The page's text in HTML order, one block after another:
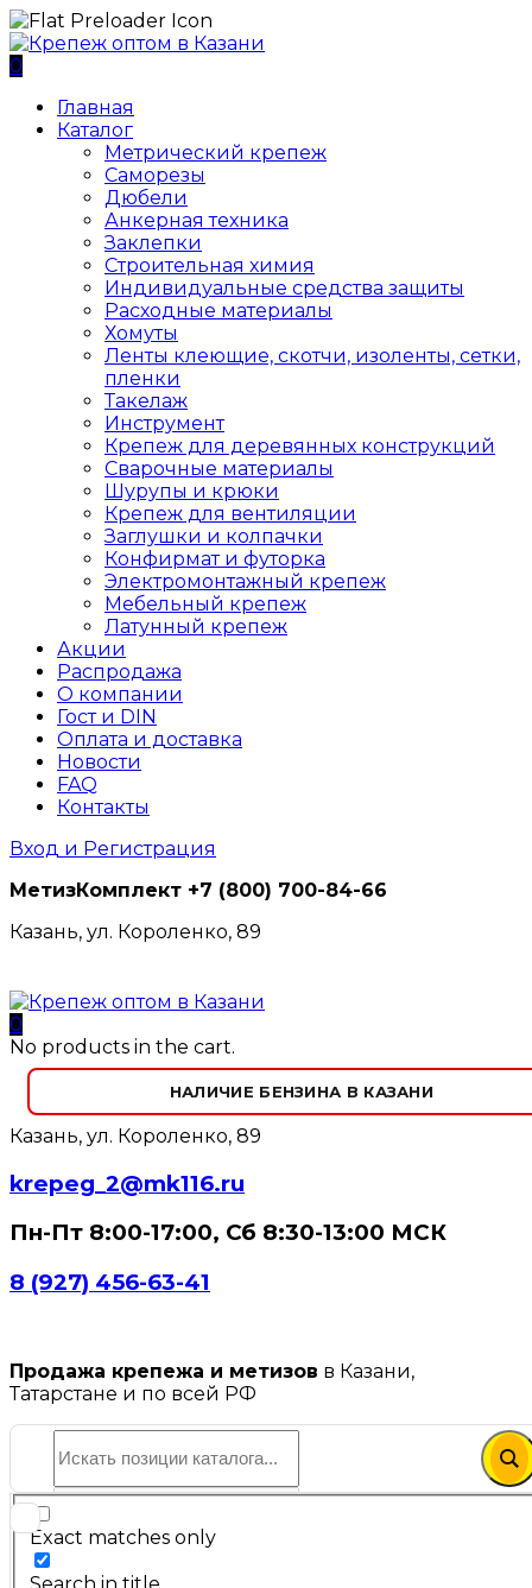
0
Главная
Каталог
Метрический крепеж
Саморезы
Дюбели
Анкерная техника
Заклепки
Строительная химия
Индивидуальные средства защиты
Расходные материалы
Хомуты
Ленты клеющие, скотчи, изоленты, сетки,
пленки
Такелаж
Инструмент
Крепеж для деревянных конструкций
Сварочные материалы
Шурупы и крюки
Крепеж для вентиляции
Заглушки и колпачки
Конфирмат и футорка
Электромонтажный крепеж
Мебельный крепеж
Латунный крепеж
Акции
Распродажа
О компании
Гост и DIN
Оплата и доставка
Новости
FAQ
Контакты
Вход и Регистрация
МетизКомплект +7 (800) 700-84-66
Казань, ул. Короленко, 89
0
No products in the cart.
НАЛИЧИЕ БЕНЗИНА В КАЗАНИ
Казань, ул. Короленко, 89
krepeg_2@mk116.ru
Пн-Пт 8:00-17:00, Сб 8:30-13:00 МСК
8 (927) 456-63-41
Продажа крепежа и метизов в Казани,
Татарстане и по всей РФ
Exact matches only